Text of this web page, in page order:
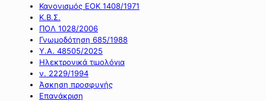
Κανονισμός ΕΟΚ 1408/1971
Κ.Β.Σ.
ΠΟΛ 1028/2006
Γνωμοδότηση 685/1988
Υ.Α. 48505/2025
Ηλεκτρονικά τιμολόγια
ν. 2229/1994
Άσκηση προσφυγής
Επανάκριση